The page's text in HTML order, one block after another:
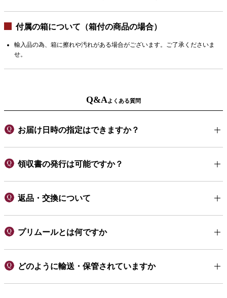
付属の箱について（箱付の商品の場合）
輸入品の為、箱に擦れや汚れがある場合がございます。ご了承くださいま
せ。
Q&Aよくある質問
お届け日時の指定はできますか？
領収書の発行は可能ですか？
返品・交換について
プリムールとは何ですか
どのように輸送・保管されていますか